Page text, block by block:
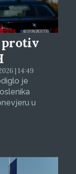
protiv
| 14:49
je
u